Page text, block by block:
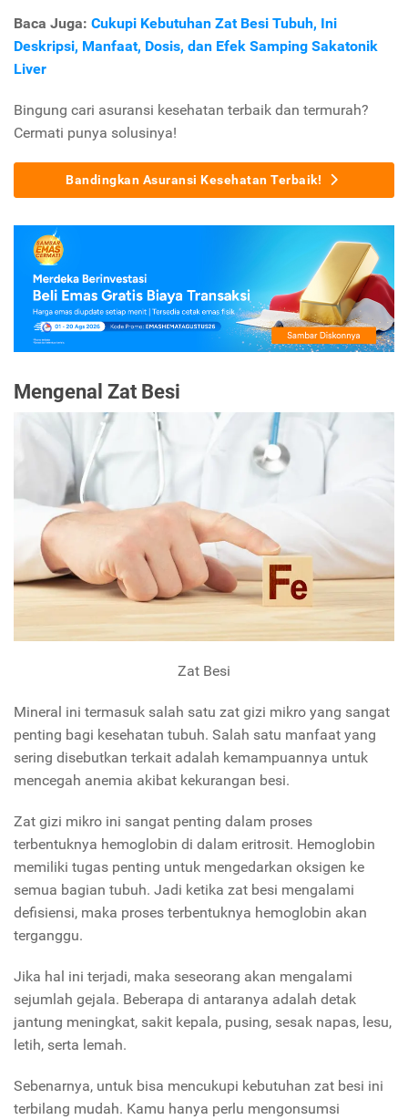
Baca Juga: Cukupi Kebutuhan Zat Besi Tubuh, Ini
Deskripsi, Manfaat, Dosis, dan Efek Samping Sakatonik
Liver
Bingung cari asuransi kesehatan terbaik dan termurah?
Cermati punya solusinya!
Bandingkan Asuransi Kesehatan Terbaik!
Mengenal Zat Besi
Zat Besi
Mineral ini termasuk salah satu zat gizi mikro yang sangat
penting bagi kesehatan tubuh. Salah satu manfaat yang
sering disebutkan terkait adalah kemampuannya untuk
mencegah anemia akibat kekurangan besi.
Zat gizi mikro ini sangat penting dalam proses
terbentuknya hemoglobin di dalam eritrosit. Hemoglobin
memiliki tugas penting untuk mengedarkan oksigen ke
semua bagian tubuh. Jadi ketika zat besi mengalami
defisiensi, maka proses terbentuknya hemoglobin akan
terganggu.
Jika hal ini terjadi, maka seseorang akan mengalami
sejumlah gejala. Beberapa di antaranya adalah detak
jantung meningkat, sakit kepala, pusing, sesak napas, lesu,
letih, serta lemah.
Sebenarnya, untuk bisa mencukupi kebutuhan zat besi ini
terbilang mudah. Kamu hanya perlu mengonsumsi